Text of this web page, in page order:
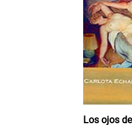
Los ojos